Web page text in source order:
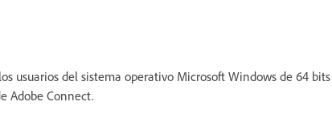
usuarios del sistema operativo Microsoft Windows de 64 bits
Adobe Connect.